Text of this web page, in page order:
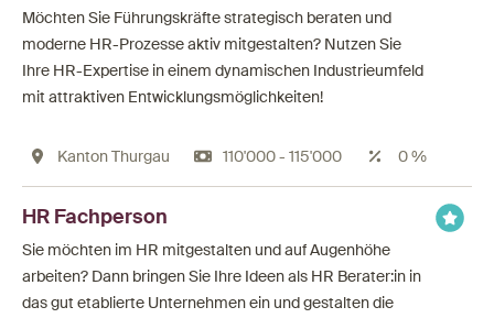
Möchten Sie Führungskräfte strategisch beraten und
moderne HR-Prozesse aktiv mitgestalten? Nutzen Sie
Ihre HR-Expertise in einem dynamischen Industrieumfeld
mit attraktiven Entwicklungsmöglichkeiten!
Kanton Thurgau 110'000 - 115'000 0 %
HR Fachperson
Sie möchten im HR mitgestalten und auf Augenhöhe
arbeiten? Dann bringen Sie Ihre Ideen als HR Berater:in in
das gut etablierte Unternehmen ein und gestalten die